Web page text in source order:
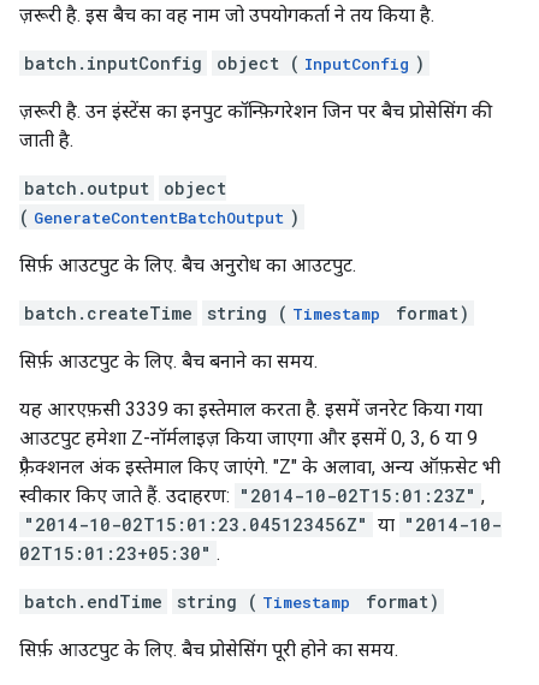
ज़रूरी है. इस बैच का वह नाम जो उपयोगकर्ता ने तय किया है.
batch.inputConfig object ( InputConfig )
ज़रूरी है. उन इंस्टेंस का इनपुट कॉन्फ़िगरेशन जिन पर बैच प्रोसेसिंग की
जाती है.
batch.output
object
( GenerateContentBatchOutput )
सिर्फ़ आउटपुट के लिए. बैच अनुरोध का आउटपुट.
batch.createTime string ( Timestamp format)
सिर्फ़ आउटपुट के लिए. बैच बनाने का समय.
यह आरएफ़सी 3339 का इस्तेमाल करता है. इसमें जनरेट किया गया
आउटपुट हमेशा Z-नॉर्मलाइज़ किया जाएगा और इसमें 0, 3, 6 या 9
फ़्रैक्शनल अंक इस्तेमाल किए जाएंगे. "Z" के अलावा, अन्य ऑफ़सेट भी
स्वीकार किए जाते हैं. उदाहरण: "2014-10-02T15:01:23Z" ,
"2014-10-02T15:01:23.045123456Z" या "2014-10-
02T15:01:23+05:30" .
batch.endTime string ( Timestamp format)
सिर्फ़ आउटपुट के लिए. बैच प्रोसेसिंग पूरी होने का समय.